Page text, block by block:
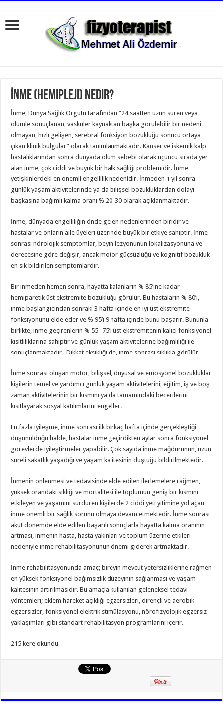
İnme (Hemipleji) Nedir?
İnme, Dünya Sağlık Örgütü tarafından “24 saatten uzun süren veya
ölümle sonuçlanan, vasküler kaynaktan başka görülebilir bir nedeni
olmayan, hızlı gelişen, serebral fonksiyon bozukluğu sonucu ortaya
çıkan klinik bulgular” olarak tanımlanmaktadır. Kanser ve iskemik kalp
hastalıklarından sonra dünyada ölüm sebebi olarak üçüncü sırada yer
alan inme, çok ciddi ve büyük bir halk sağlığı problemidir. İnme
yetişkinlerdeki en önemli engellilik nedenidir. İnmeden 1 yıl sonra
günlük yaşam aktivitelerinde ya da bilişsel bozukluklardan dolayı
başkasına bağımlı kalma oranı % 20-30 olarak açıklanmaktadır.
İnme, dünyada engelliliğin önde gelen nedenlerinden biridir ve
hastalar ve onların aile üyeleri üzerinde büyük bir etkiye sahiptir. İnme
sonrası nörolojik semptomlar, beyin lezyonunun lokalizasyonuna ve
derecesine göre değişir, ancak motor güçsüzlüğü ve kognitif bozukluk
en sık bildirilen semptomlardır.
Bir inmeden hemen sonra, hayatta kalanların % 85’ine kadar
hemiparetik üst ekstremite bozukluğu görülür. Bu hastaların % 80’i,
inme başlangıcından sonraki 3 hafta içinde en iyi üst ekstremite
fonksiyonunu elde eder ve % 95’i 9 hafta içinde bunu başarır. Bununla
birlikte, inme geçirenlerin % 55- 75’i üst ekstremitenin kalıcı fonksiyonel
kısıtlılıklarına sahiptir ve günlük yaşam aktivitelerine bağımlılığı ile
sonuçlanmaktadır. Dikkat eksikliği de, inme sonrası sıklıkla görülür.
İnme sonrası oluşan motor, bilişsel, duyusal ve emosyonel bozukluklar
kişilerin temel ve yardımcı günlük yaşam aktivitelerini, eğitim, iş ve boş
zaman aktivitelerinin bir kısmını ya da tamamındaki becerilerini
kısıtlayarak sosyal katılımlarını engeller.
En fazla iyileşme, inme sonrası ilk birkaç hafta içinde gerçekleştiği
düşünüldüğü halde, hastalar inme geçirdikten aylar sonra fonksiyonel
görevlerde iyileştirmeler yapabilir. Çok sayıda inme mağdurunun, uzun
süreli sakatlık yaşadığı ve yaşam kalitesinin düştüğü bildirilmektedir.
İnmenin önlenmesi ve tedavisinde elde edilen ilerlemelere rağmen,
yüksek orandaki sıklığı ve mortalitesi ile toplumun geniş bir kısmını
etkileyen ve yaşamını sürdüren kişilerde 2 ciddi yeti yitimine yol açan
inme önemli bir sağlık sorunu olmaya devam etmektedir. İnme sonrası
akut dönemde elde edilen başarılı sonuçlarla hayatta kalma oranının
artması, inmenin hasta, hasta yakınları ve toplum üzerine etkileri
nedeniyle inme rehabilitasyonunun önemi giderek artmaktadır.
İnme rehabilitasyonunda amaç; bireyin mevcut yetersizliklerine rağmen
en yüksek fonksiyonel bağımsızlık düzeyinin sağlanması ve yaşam
kalitesinin artırılmasıdır. Bu amaçla kullanılan geleneksel tedavi
yöntemleri; eklem hareket açıklığı egzersizleri, dirençli ve aerobik
egzersizler, fonksiyonel elektrik stimülasyonu, nörofizyolojik egzersiz
yaklaşımları gibi standart rehabilitasyon programlarını içerir.
215 kere okundu